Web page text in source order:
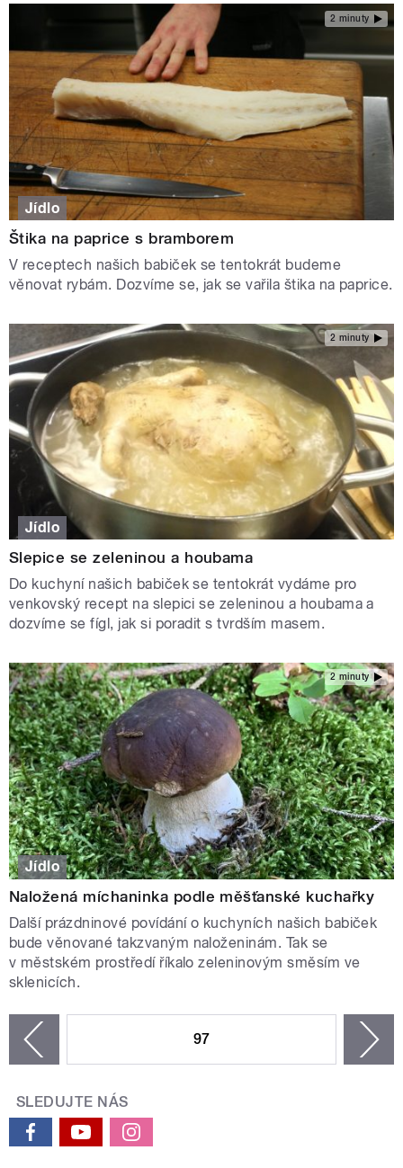
2 minuty
Jídlo
Štika na paprice s bramborem
V receptech našich babiček se tentokrát budeme
věnovat rybám. Dozvíme se, jak se vařila štika na paprice.
2 minuty
Jídlo
Slepice se zeleninou a houbama
Do kuchyní našich babiček se tentokrát vydáme pro
venkovský recept na slepici se zeleninou a houbama a
dozvíme se fígl, jak si poradit s tvrdším masem.
2 minuty
Jídlo
Naložená míchaninka podle měšťanské kuchařky
Další prázdninové povídání o kuchyních našich babiček
bude věnované takzvaným naloženinám. Tak se
v městském prostředí říkalo zeleninovým směsím ve
sklenicích.
97
SLEDUJTE NÁS